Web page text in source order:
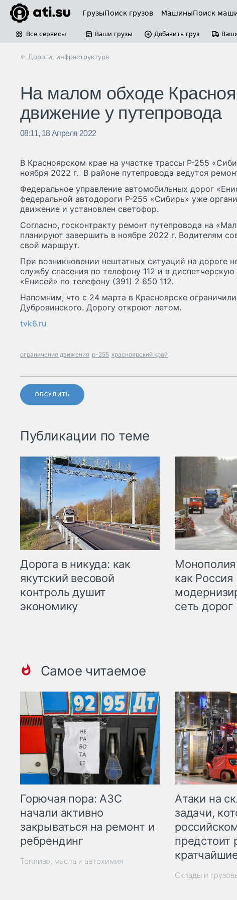
ГрузыПоиск грузов МашиныПоиск
Все сервисы Ваши грузы Добавить груз
← Дороги, инфраструктура
На малом обходе
движение у путепровода
08:11, 18 Апреля 2022
В Красноярском крае на участке трассы Р-255
ноября 2022 г. В районе путепровода ведутся
Федеральное управление автомобильных дорог
федеральной автодороги Р-255 «Сибирь» уже
движение и установлен светофор.
Согласно, госконтракту ремонт путепровода на
планируют завершить в ноябре 2022 г. Водителям
свой маршрут.
При возникновении нештатных ситуаций на дороге
службу спасения по телефону 112 и в
«Енисей» по телефону (391) 2 650 112.
Напомним, что с 24 марта в Красноярске
Дубровинского. Дорогу откроют летом.
tvk6.ru
ограничение движения р-255 красноярский край
ОБСУДИТЬ
Публикации по теме
Дорога в никуда: как
якутский весовой
контроль душит
экономику
Монополия
как Россия
сеть дорог
Самое читаемое
Горючая пора: АЗС
начали активно
закрываться на ремонт и
ребрендинг
Топливо, масла и автохимия
Атаки на
задачи,
предстоит
Склады и